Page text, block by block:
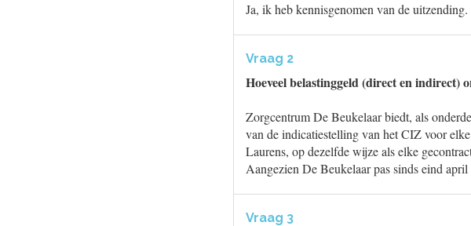
Ja, ik heb kennisgenomen van de uitzending.
Vraag 2
Hoeveel belastinggeld (direct en
Zorgcentrum De Beukelaar biedt, als
van de indicatiestelling van het CIZ voor
Laurens, op dezelfde wijze als elke
Aangezien De Beukelaar pas sinds eind
Vraag 3